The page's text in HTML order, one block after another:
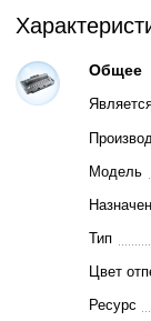
Общее
Модель
Тип
Цвет
Ресурс